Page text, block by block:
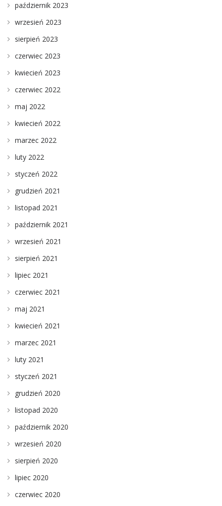
październik 2023
wrzesień 2023
sierpień 2023
czerwiec 2023
kwiecień 2023
czerwiec 2022
maj 2022
kwiecień 2022
marzec 2022
luty 2022
styczeń 2022
grudzień 2021
listopad 2021
październik 2021
wrzesień 2021
sierpień 2021
lipiec 2021
czerwiec 2021
maj 2021
kwiecień 2021
marzec 2021
luty 2021
styczeń 2021
grudzień 2020
listopad 2020
październik 2020
wrzesień 2020
sierpień 2020
lipiec 2020
czerwiec 2020